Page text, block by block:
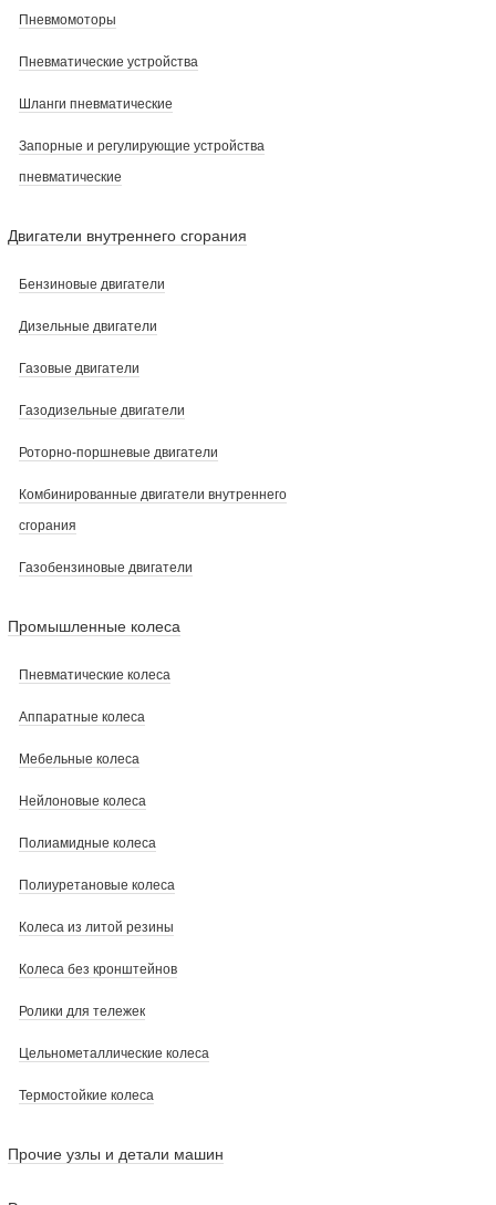
Пневмомоторы
Пневматические устройства
Шланги пневматические
Запорные и регулирующие устройства
пневматические
Двигатели внутреннего сгорания
Бензиновые двигатели
Дизельные двигатели
Газовые двигатели
Газодизельные двигатели
Роторно-поршневые двигатели
Комбинированные двигатели внутреннего
сгорания
Газобензиновые двигатели
Промышленные колеса
Пневматические колеса
Аппаратные колеса
Мебельные колеса
Нейлоновые колеса
Полиамидные колеса
Полиуретановые колеса
Колеса из литой резины
Колеса без кронштейнов
Ролики для тележек
Цельнометаллические колеса
Термостойкие колеса
Прочие узлы и детали машин